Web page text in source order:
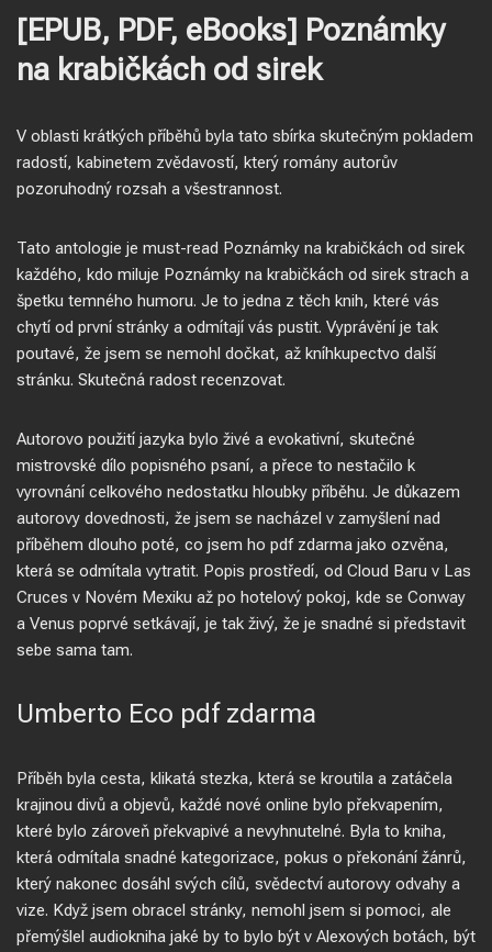
[EPUB, PDF, eBooks] Poznámky
na krabičkách od sirek
V oblasti krátkých příběhů byla tato sbírka skutečným pokladem
radostí, kabinetem zvědavostí, který romány autorův
pozoruhodný rozsah a všestrannost.
Tato antologie je must-read Poznámky na krabičkách od sirek
každého, kdo miluje Poznámky na krabičkách od sirek strach a
špetku temného humoru. Je to jedna z těch knih, které vás
chytí od první stránky a odmítají vás pustit. Vyprávění je tak
poutavé, že jsem se nemohl dočkat, až kníhkupectvo další
stránku. Skutečná radost recenzovat.
Autorovo použití jazyka bylo živé a evokativní, skutečné
mistrovské dílo popisného psaní, a přece to nestačilo k
vyrovnání celkového nedostatku hloubky příběhu. Je důkazem
autorovy dovednosti, že jsem se nacházel v zamyšlení nad
příběhem dlouho poté, co jsem ho pdf zdarma jako ozvěna,
která se odmítala vytratit. Popis prostředí, od Cloud Baru v Las
Cruces v Novém Mexiku až po hotelový pokoj, kde se Conway
a Venus poprvé setkávají, je tak živý, že je snadné si představit
sebe sama tam.
Umberto Eco pdf zdarma
Příběh byla cesta, klikatá stezka, která se kroutila a zatáčela
krajinou divů a objevů, každé nové online bylo překvapením,
které bylo zároveň překvapivé a nevyhnutelné. Byla to kniha,
která odmítala snadné kategorizace, pokus o překonání žánrů,
který nakonec dosáhl svých cílů, svědectví autorovy odvahy a
vize. Když jsem obracel stránky, nemohl jsem si pomoci, ale
přemýšlel audiokniha jaké by to bylo být v Alexových botách, být